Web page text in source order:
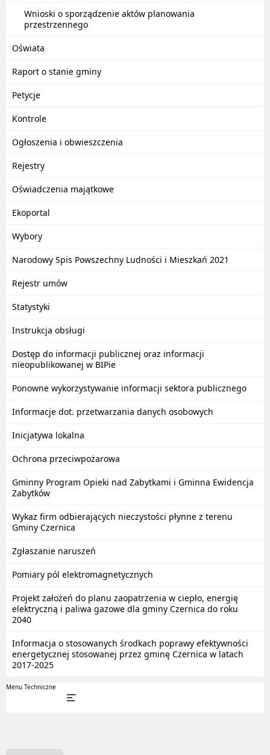
Wnioski o sporządzenie aktów planowania
przestrzennego
Oświata
Raport o stanie gminy
Petycje
Kontrole
Ogłoszenia i obwieszczenia
Rejestry
Oświadczenia majątkowe
Ekoportal
Wybory
Narodowy Spis Powszechny Ludności i Mieszkań 2021
Rejestr umów
Statystyki
Instrukcja obsługi
Dostęp do informacji publicznej oraz informacji
nieopublikowanej w BIPie
Ponowne wykorzystywanie informacji sektora publicznego
Informacje dot. przetwarzania danych osobowych
Inicjatywa lokalna
Ochrona przeciwpożarowa
Gminny Program Opieki nad Zabytkami i Gminna Ewidencja
Zabytków
Wykaz firm odbierających nieczystości płynne z terenu
Gminy Czernica
Zgłaszanie naruszeń
Pomiary pól elektromagnetycznych
Projekt założeń do planu zaopatrzenia w ciepło, energię
elektryczną i paliwa gazowe dla gminy Czernica do roku
2040
Informacja o stosowanych środkach poprawy efektywności
energetycznej stosowanej przez gminę Czernica w latach
2017-2025
Menu Techniczne